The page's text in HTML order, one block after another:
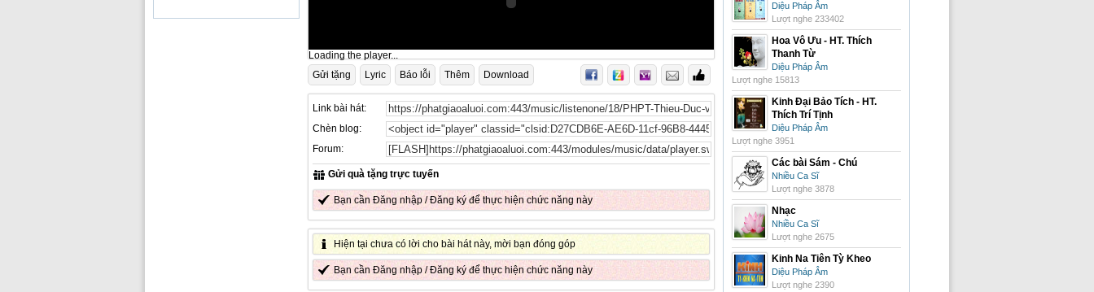
Loading the player...
Gửi tặng
Lyric Báo lỗi Thêm Download
Link bài hát:
Chèn blog:
Forum:
Gửi quà tặng trực tuyến
Bạn cầnĐăng nhập /Đăng ký để thực hiện chức năng này
Hiện tại chưa có lời cho bài hát này, mời bạn đóng góp
Bạn cầnĐăng nhập /Đăng ký để thực hiện chức năng này
Diệu Pháp Âm
Lượt nghe 233402
Hoa Vô Ưu - HT. Thích
Thanh Từ
Diệu Pháp Âm
Lượt nghe 15813
Kinh Đại Bảo Tích - HT.
Thích Trí Tịnh
Diệu Pháp Âm
Lượt nghe 3951
Các bài Sám - Chú
Nhiều Ca Sĩ
Lượt nghe 3878
Nhạc
Nhiều Ca Sĩ
Lượt nghe 2675
Kinh Na Tiên Tỳ Kheo
Diệu Pháp Âm
Lượt nghe 2390